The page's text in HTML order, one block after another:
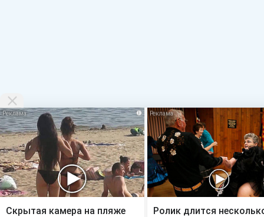
i
Скрытая камера на пляже
Ролик длится